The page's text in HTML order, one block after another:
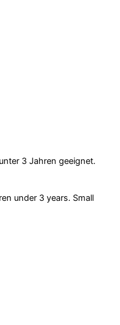
3 Jahren geeignet.
under 3 years. Small